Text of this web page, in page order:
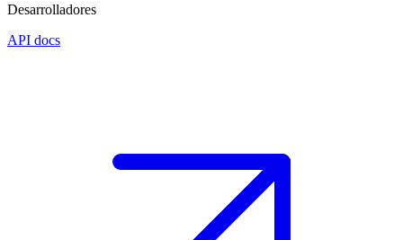
Desarrolladores
API docs